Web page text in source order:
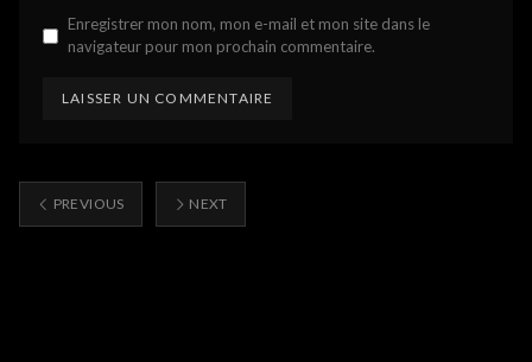
Enregistrer mon nom, mon e-mail et mon site dans le
navigateur pour mon prochain commentaire.
PREVIOUS NEXT